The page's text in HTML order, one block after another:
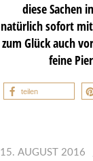
diese Sachen
natürlich sofort
zum Glück auch
feine
teilen
15. AUGUST 2016